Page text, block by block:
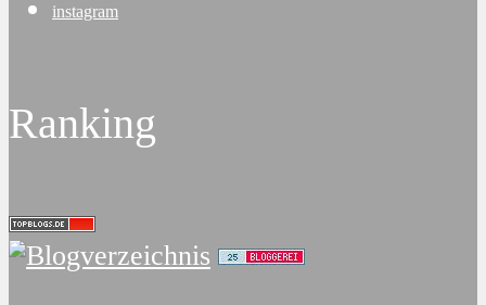
instagram
Ranking